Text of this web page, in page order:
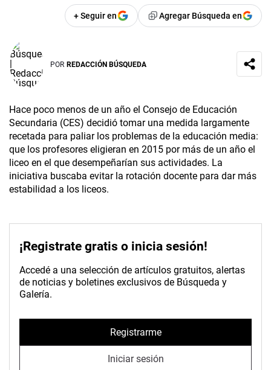
+ Seguir en Agregar Búsqueda en
POR REDACCIÓN BÚSQUEDA
Hace poco menos de un año el Consejo de Educación
Secundaria (CES) decidió tomar una medida largamente
recetada para paliar los problemas de la educación media:
que los profesores eligieran en 2015 por más de un año el
liceo en el que desempeñarían sus actividades. La
iniciativa buscaba evitar la rotación docente para dar más
estabilidad a los liceos.
¡Registrate gratis o inicia sesión!
Accedé a una selección de artículos gratuitos, alertas
de noticias y boletines exclusivos de Búsqueda y
Galería.
Registrarme
Iniciar sesión